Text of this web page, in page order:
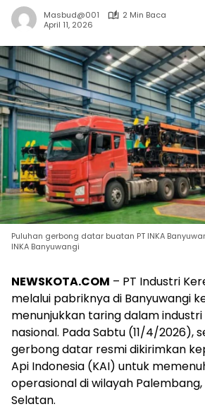
Masbud@001
2 Min Baca
April 11, 2026
Puluhan gerbong datar buatan PT INKA
INKA Banyuwangi
NEWSKOTA.COM – PT Industri
melalui pabriknya di Banyuwangi
menunjukkan taring dalam
nasional. Pada Sabtu (11/4/2026),
gerbong datar resmi dikirimkan
Api Indonesia (KAI) untuk
operasional di wilayah
Selatan.